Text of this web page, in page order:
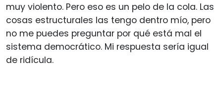
muy violento. Pero eso es un pelo de la cola. Las
cosas estructurales las tengo dentro mío, pero
no me puedes preguntar por qué está mal el
sistema democrático. Mi respuesta sería igual
de ridícula.